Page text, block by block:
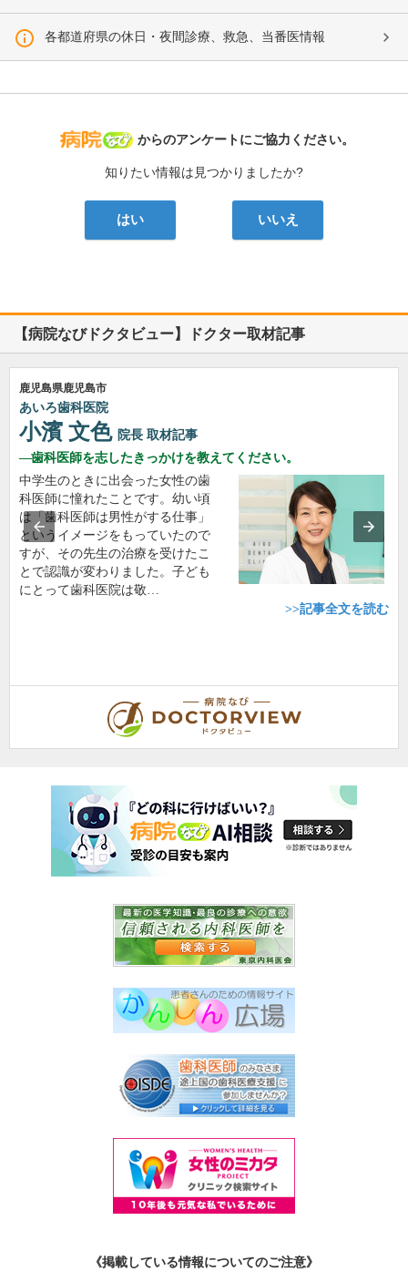
各都道府県の休日・夜間診療、救急、当番医情報
病院なび
からのアンケートにご協力ください。
知りたい情報は見つかりましたか?
はい いいえ
【病院なびドクタビュー】ドクター取材記事
鹿児島県鹿児島市
あいろ歯科医院
小濱 文色 院長 取材記事
歯科医師を志したきっかけを教えてください。
中学生のときに出会った女性の歯
科医師に憧れたことです。幼い頃
は「歯科医師は男性がする仕事」
というイメージをもっていたので
すが、その先生の治療を受けたこ
とで認識が変わりました。子ども
にとって歯科医院は敬…
>>記事全文を読む
《掲載している情報についてのご注意》